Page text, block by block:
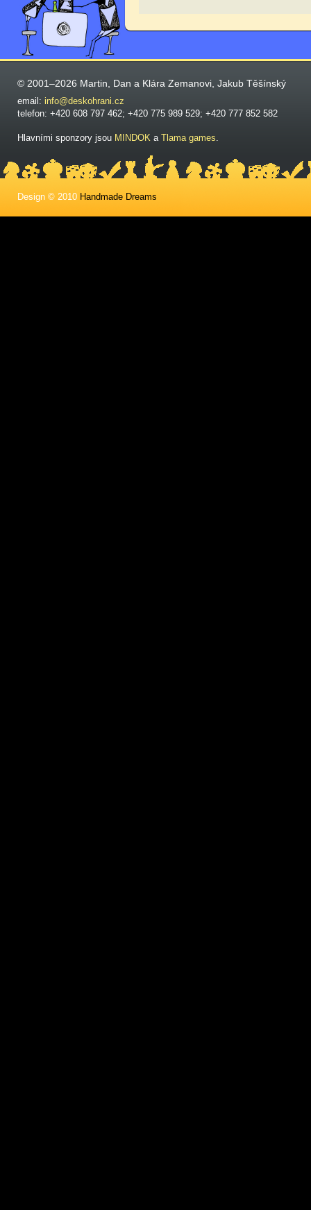
© 2001–2026 Martin, Dan a Klára Zemanovi, Jakub Těšínský
email: info@deskohrani.cz
telefon: +420 608 797 462; +420 775 989 529; +420 777 852 582
Hlavními sponzory jsou MINDOK a Tlama games.
Design © 2010 Handmade Dreams